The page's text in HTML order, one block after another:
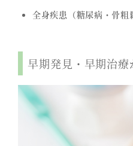
全身疾患（糖尿病・骨粗
早期発見・早期治療